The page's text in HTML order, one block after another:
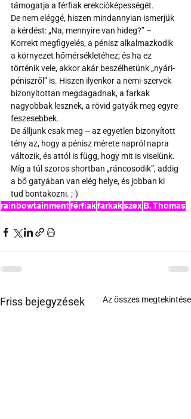
támogatja a férfiak erekcióképességét.
De nem eléggé, hiszen mindannyian ismerjük
a kérdést: „Na, mennyire van hideg?” –
Korrekt megfigyelés, a pénisz alkalmazkodik
a környezet hőmérsékletéhez; és ha ez
történik vele, akkor akár beszélhetünk „nyári-
péniszről” is. Hiszen ilyenkor a nemi-szervek
bizonyítottan megdagadnak, a farkak
nagyobbak lesznek, a rövid gatyák meg egyre
feszesebbek.
De álljunk csak meg – az egyetlen bizonyított
tény az, hogy a pénisz mérete napról napra
változik, és attól is függ, hogy mit is viselünk.
Míg a túl szoros shortban „ráncosodik”, addig
a bő gatyában van elég helye, és jobban ki
tud bontakozni. ;-)
rainbowtainmentférfiakfarkakszexB. Thomas
Friss bejegyzések Az összes megtekintése